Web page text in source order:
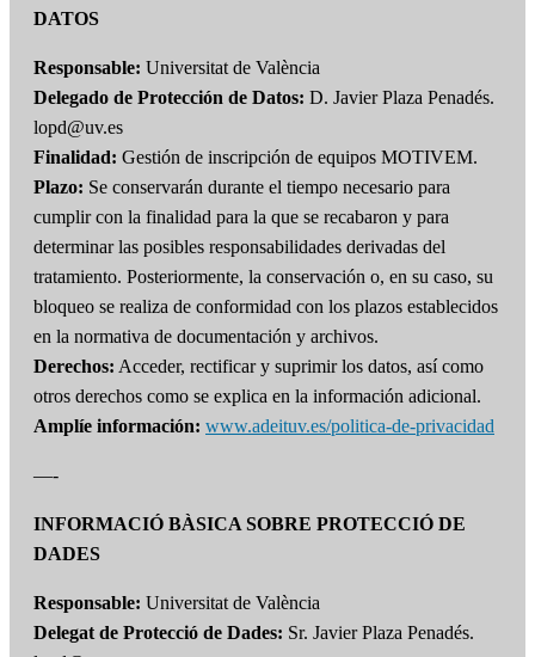
DATOS
Responsable: Universitat de València
Delegado de Protección de Datos: D. Javier Plaza Penadés.
lopd@uv.es
Finalidad: Gestión de inscripción de equipos MOTIVEM.
Plazo: Se conservarán durante el tiempo necesario para
cumplir con la finalidad para la que se recabaron y para
determinar las posibles responsabilidades derivadas del
tratamiento. Posteriormente, la conservación o, en su caso, su
bloqueo se realiza de conformidad con los plazos establecidos
en la normativa de documentación y archivos.
Derechos: Acceder, rectificar y suprimir los datos, así como
otros derechos como se explica en la información adicional.
Amplíe información: www.adeituv.es/politica-de-privacidad
—-
INFORMACIÓ BÀSICA SOBRE PROTECCIÓ DE
DADES
Responsable: Universitat de València
Delegat de Protecció de Dades: Sr. Javier Plaza Penadés.